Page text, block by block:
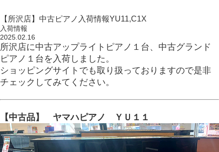
【所沢店】中古ピアノ入荷情報YU11,C1X
入荷情報
2025.02.16
所沢店に中古アップライトピアノ１台、中古グランド
ピアノ１台を入荷しました。
ショッピングサイトでも取り扱っておりますので是非
チェックしてみてください。
【中古品】 ヤマハピアノ ＹＵ１１